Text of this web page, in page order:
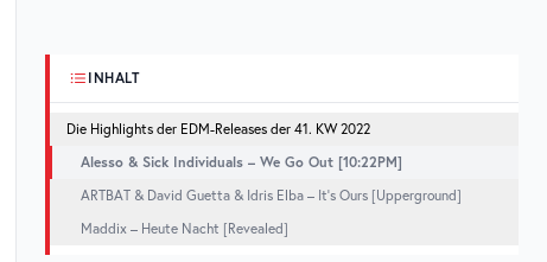
INHALT
Die Highlights der EDM-Releases der 41. KW 2022
Alesso & Sick Individuals – We Go Out [10:22PM]
ARTBAT & David Guetta & Idris Elba – It’s Ours [Upperground]
Maddix – Heute Nacht [Revealed]